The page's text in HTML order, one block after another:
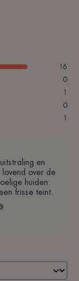
16
0
0
en
lovend over de
huiden.
frisse teint.